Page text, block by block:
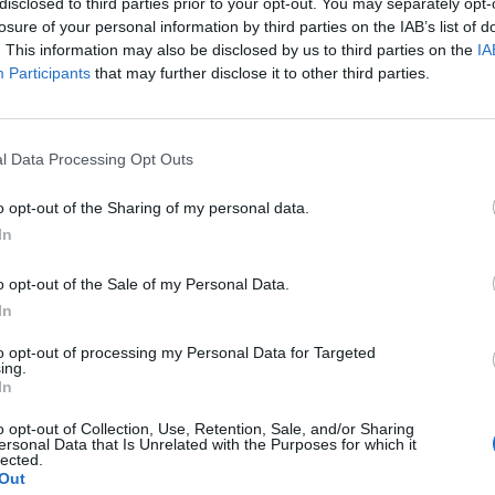
of your personal information by third parties on the IAB’s list of
This information may also be disclosed by us to third parties on the
Participants that may further disclose it to other third parties.
Data Processing Opt Outs
opt-out of the Sharing of my personal data.
opt-out of the Sale of my Personal Data.
opt-out of processing my Personal Data for Targeted
opt-out of Collection, Use, Retention, Sale, and/or Sharing
Data that Is Unrelated with the Purposes for which it
kiszolgáltatottság és nemalvás gyakorlatilag
és ment, hogy tegye a dolgát: ételt adjon
kezdett.
aztán a nyikorgó ajtón át távozott, maga előtt tolva
hercegnője kupogott egymás mellett.
belépett a kórház kapuján, nem jöhet haza: ő már
haza úgy, ahogy oda megérkezett.